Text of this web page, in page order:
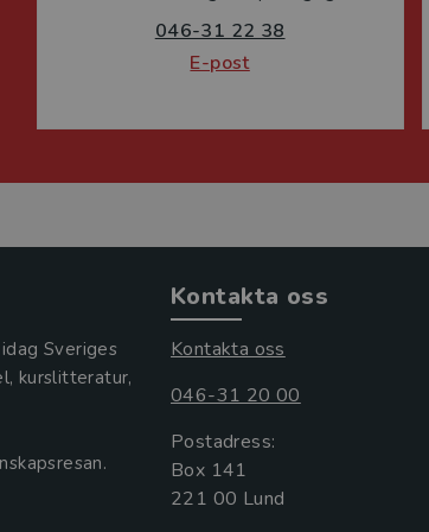
046-31 22 38
E-post
Sveriges
kurslitteratur,
Kontakta oss
Kontakta oss
046-31 20 00
Postadress:
Box 141
221 00 Lund